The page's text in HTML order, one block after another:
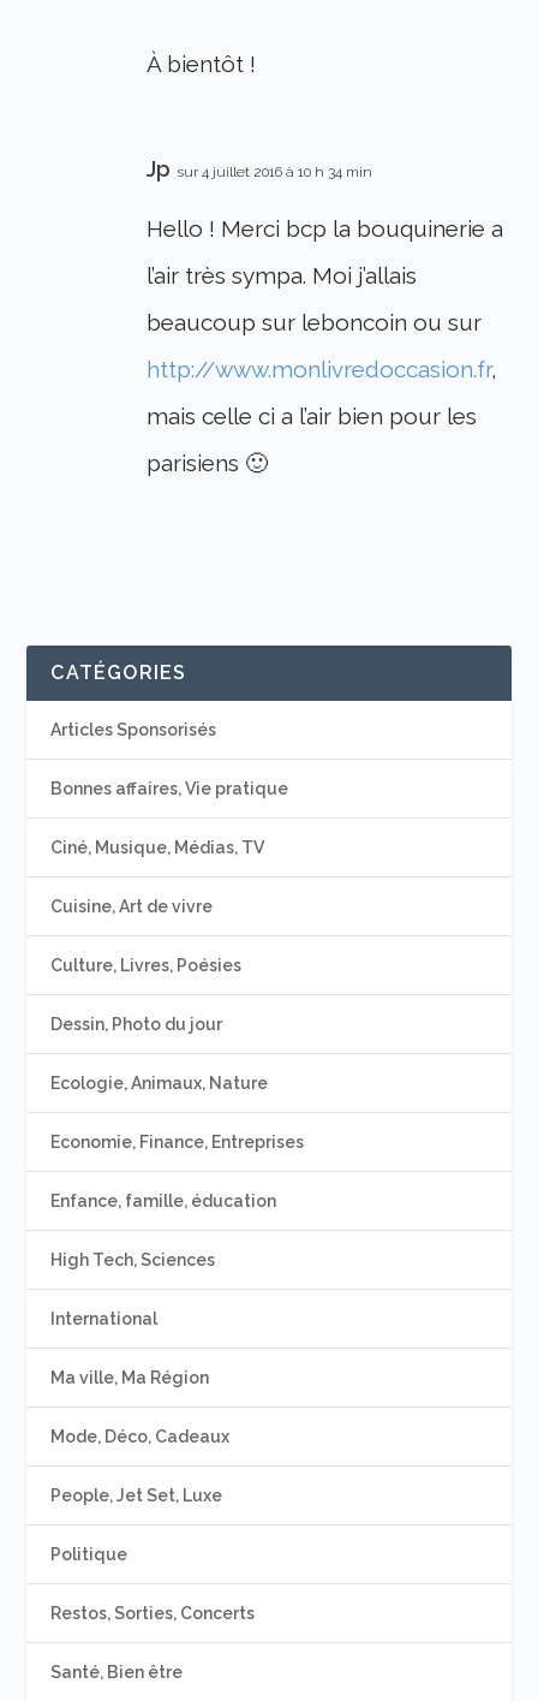
À bientôt !
Jp sur 4 juillet 2016 à 10 h 34 min
Hello ! Merci bcp la bouquinerie a
l’air très sympa. Moi j’allais
beaucoup sur leboncoin ou sur
http://www.monlivredoccasion.fr,
mais celle ci a l’air bien pour les
parisiens 🙂
CATÉGORIES
Articles Sponsorisés
Bonnes affaires, Vie pratique
Ciné, Musique, Médias, TV
Cuisine, Art de vivre
Culture, Livres, Poésies
Dessin, Photo du jour
Ecologie, Animaux, Nature
Economie, Finance, Entreprises
Enfance, famille, éducation
High Tech, Sciences
International
Ma ville, Ma Région
Mode, Déco, Cadeaux
People, Jet Set, Luxe
Politique
Restos, Sorties, Concerts
Santé, Bien être